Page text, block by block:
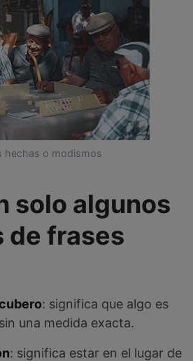
hechas o modismos
solo algunos
de frases
: significa que algo es
una medida exacta.
: significa estar en el lugar de